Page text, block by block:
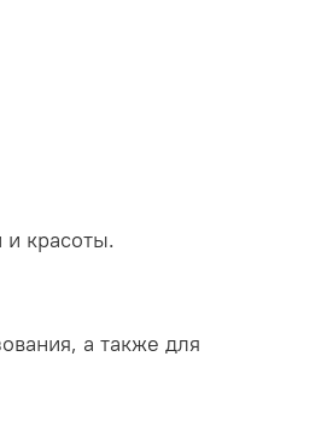
красоты.
а также для